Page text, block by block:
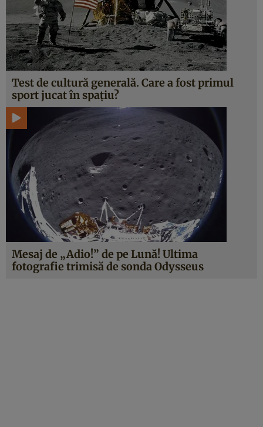
Test de cultură generală. Care a fost primul
sport jucat în spațiu?
Mesaj de „Adio!” de pe Lună! Ultima
fotografie trimisă de sonda Odysseus